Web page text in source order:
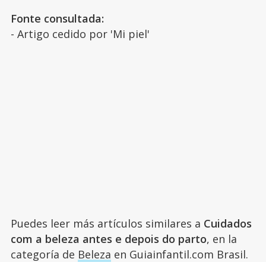
Fonte consultada:
- Artigo cedido por 'Mi piel'
Puedes leer más artículos similares a Cuidados
com a beleza antes e depois do parto, en la
categoría de Beleza en Guiainfantil.com Brasil.